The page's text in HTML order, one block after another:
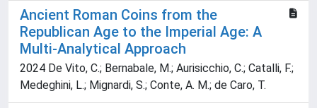
Ancient Roman Coins from the
Republican Age to the Imperial Age: A
Multi-Analytical Approach
2024 De Vito, C.; Bernabale, M.; Aurisicchio, C.; Catalli, F.;
Medeghini, L.; Mignardi, S.; Conte, A. M.; de Caro, T.